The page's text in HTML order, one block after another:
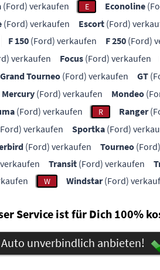
(Ford) verkaufen E Econoline
(Ford) verkaufen Escort (Ford)
F 150 (Ford) verkaufen F 250 (Ford)
verkaufen Focus (Ford) verkaufen
Grand Tourneo (Ford) verkaufen GT
Mercury (Ford) verkaufen Mondeo
(Ford) verkaufen R Ranger
verkaufen Sportka (Ford)
(Ford) verkaufen Tourneo
Transit (Ford) verkaufen
W Windstar(Ford)
Service ist für Dich 100%
Auto unverbindlich anbieten!